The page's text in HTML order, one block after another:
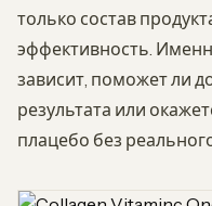
только состав
эффективность.
зависит, поможет ли
результата или
плацебо без